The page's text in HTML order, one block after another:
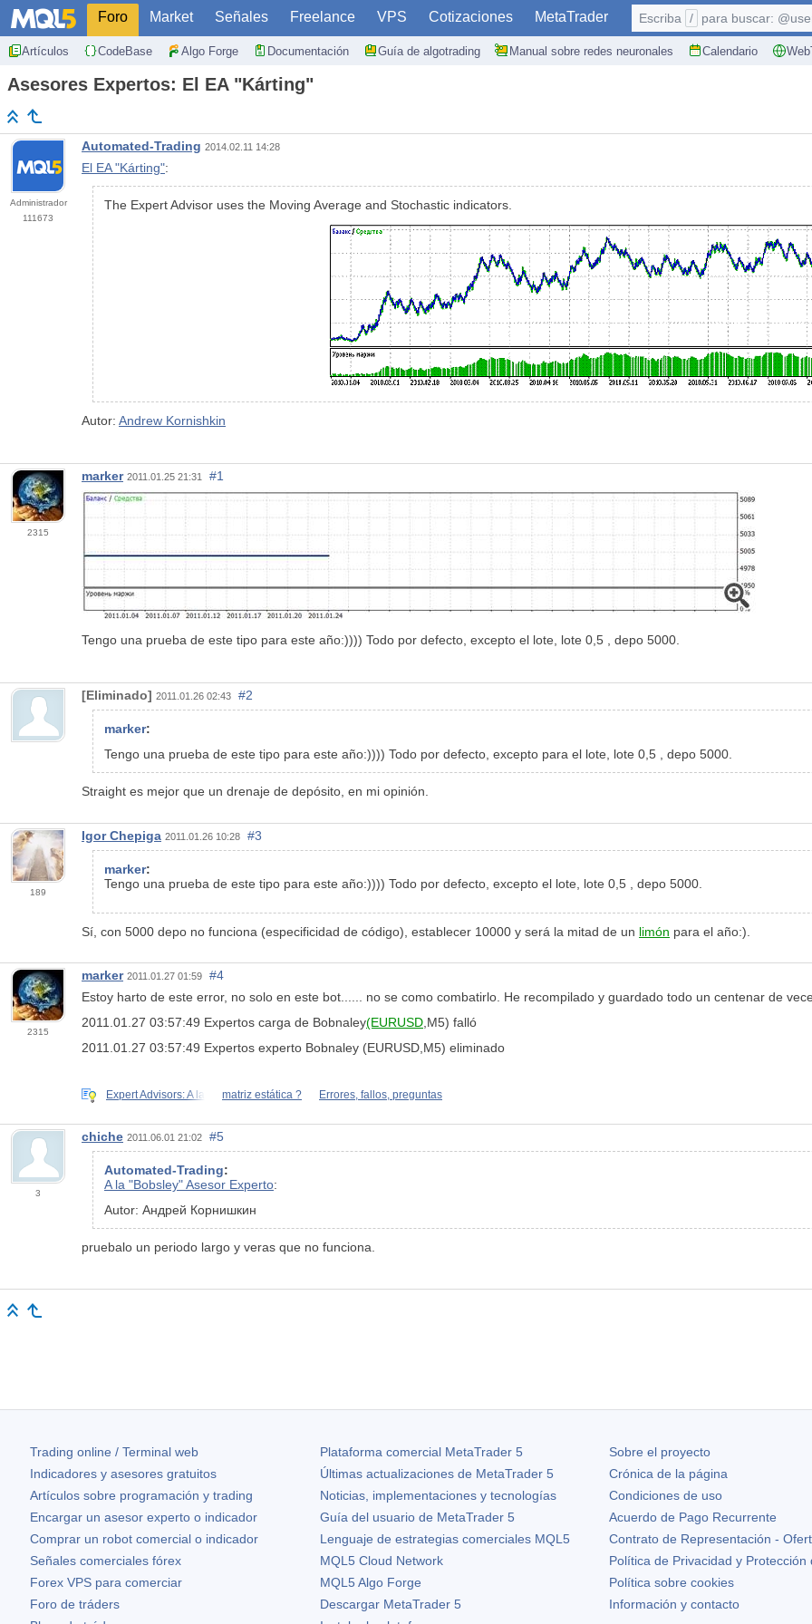
Foro Market Señales Freelance VPS Cotizaciones MetaTrader
Artículos CodeBase Algo Forge Documentación Guía de algotrading Manual sobre redes neuronales Calendario
Escriba / para buscar:
Asesores Expertos: El EA "Kárting"
Administrador
111673
Automated-Trading 2014.02.11 14:28
El EA "Kárting":
The Expert Advisor uses the Moving Average and Stochastic indicators.
Autor: Andrew Kornishkin
2315
marker 2011.01.25 21:31 #1
Tengo una prueba de este tipo para este año:)))) Todo por defecto, excepto el lote, lote 0,5 , depo 5000.
[Eliminado] 2011.01.26 02:43 #2
marker:
Tengo una prueba de este tipo para este año:)))) Todo por defecto, excepto para el lote, lote 0,5 , depo 5000.
Straight es mejor que un drenaje de depósito, en mi opinión.
189
Igor Chepiga 2011.01.26 10:28 #3
marker:
Tengo una prueba de este tipo para este año:)))) Todo por defecto, excepto el lote, lote 0,5 , depo 5000.
Sí, con 5000 depo no funciona (especificidad de código), establecer 10000 y será la mitad de un limón para el año:).
2315
marker 2011.01.27 01:59
#4
Estoy harto de este error, no solo en este bot...... no se como combatirlo. He recompilado y guardado todo un centenar de
2011.01.27 03:57:49 Expertos carga de Bobnaley(EURUSD,M5) falló
2011.01.27 03:57:49 Expertos experto Bobnaley (EURUSD,M5) eliminado
Expert Advisors: A la matriz estática ? Errores, fallos, preguntas
3
chiche 2011.06.01 21:02 #5
Automated-Trading:
A la "Bobsley" Asesor Experto:
Autor: Андрей Корнишкин
pruebalo un periodo largo y veras que no funciona.
Trading online / Terminal web
Indicadores y asesores gratuitos
Artículos sobre programación y trading
Encargar un asesor experto o indicador
Comprar un robot comercial o indicador
Señales comerciales fórex
Forex VPS para comerciar
Foro de tráders
Plataforma comercial MetaTrader 5
Últimas actualizaciones de MetaTrader 5
Noticias, implementaciones y tecnologías
Guía del usuario de MetaTrader 5
Lenguaje de estrategias comerciales MQL5
MQL5 Cloud Network
MQL5 Algo Forge
Descargar MetaTrader 5
Sobre el proyecto
Crónica de la página
Condiciones de uso
Acuerdo de Pago Recurrente
Contrato de Representación -
Política de Privacidad y Protección
Política sobre cookies
Información y contacto